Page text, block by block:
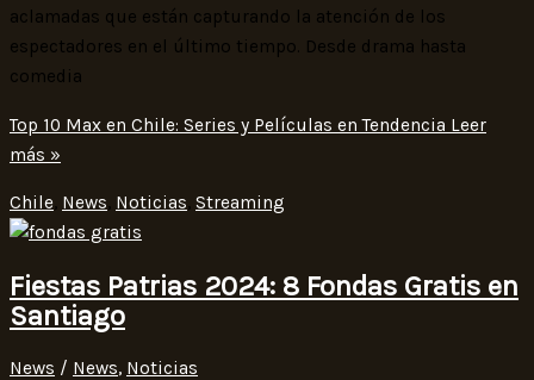
aclamadas que están capturando la atención de los
espectadores en el último tiempo. Desde drama hasta
comedia
Top 10 Max en Chile: Series y Películas en Tendencia Leer
más »
Chile, News, Noticias, Streaming
Fiestas Patrias 2024: 8 Fondas Gratis en
Santiago
News / News, Noticias